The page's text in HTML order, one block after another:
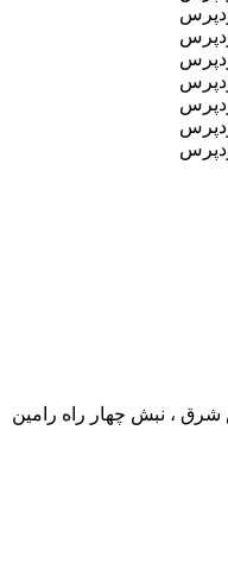
شرق ، نبش چهار راه رامین